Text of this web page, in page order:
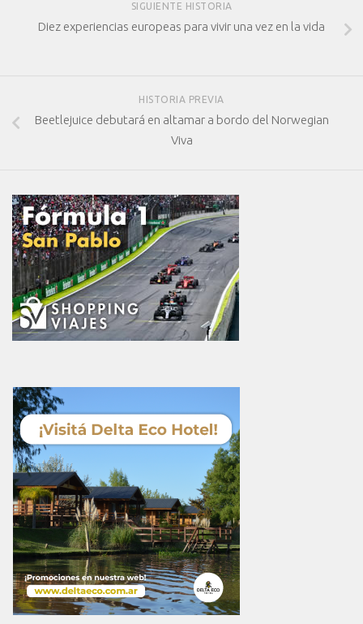
SIGUIENTE HISTORIA
Diez experiencias europeas para vivir una vez en la vida
HISTORIA PREVIA
Beetlejuice debutará en altamar a bordo del Norwegian
Viva